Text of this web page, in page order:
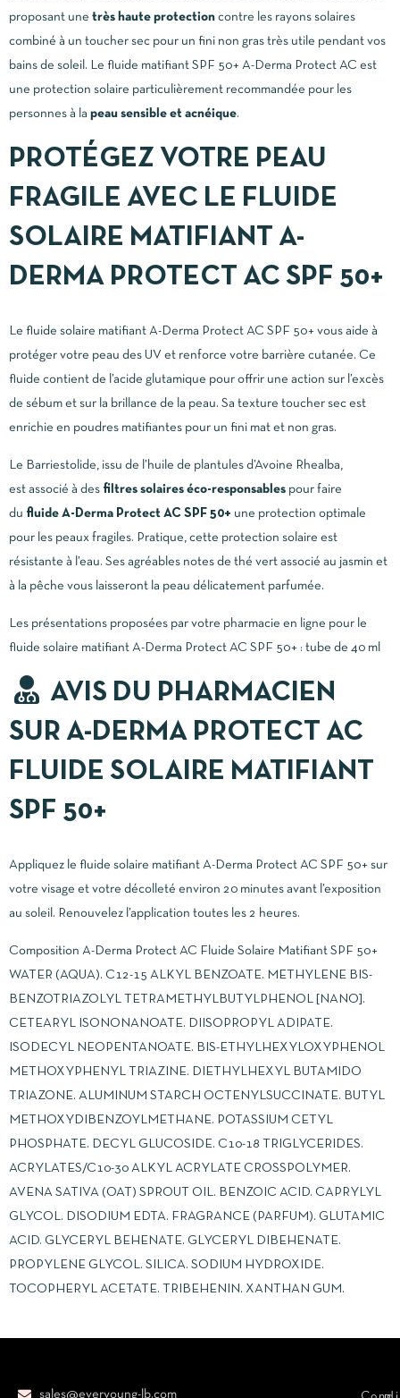
proposant une très haute protection contre les rayons solaires
combiné à un toucher sec pour un fini non gras très utile pendant vos
bains de soleil. Le fluide matifiant SPF 50+ A-Derma Protect AC est
une protection solaire particulièrement recommandée pour les
personnes à la peau sensible et acnéique.
PROTÉGEZ VOTRE PEAU
FRAGILE AVEC LE FLUIDE
SOLAIRE MATIFIANT A-
DERMA PROTECT AC SPF 50+
Le fluide solaire matifiant A-Derma Protect AC SPF 50+ vous aide à
protéger votre peau des UV et renforce votre barrière cutanée. Ce
fluide contient de l’acide glutamique pour offrir une action sur l’excès
de sébum et sur la brillance de la peau. Sa texture toucher sec est
enrichie en poudres matifiantes pour un fini mat et non gras.
Le Barriestolide, issu de l’huile de plantules d’Avoine Rhealba,
est associé à des filtres solaires éco-responsables pour faire
du fluide A-Derma Protect AC SPF 50+ une protection optimale
pour les peaux fragiles. Pratique, cette protection solaire est
résistante à l’eau. Ses agréables notes de thé vert associé au jasmin et
à la pêche vous laisseront la peau délicatement parfumée.
Les présentations proposées par votre pharmacie en ligne pour le
fluide solaire matifiant A-Derma Protect AC SPF 50+ : tube de 40 ml
AVIS DU PHARMACIEN
SUR A-DERMA PROTECT AC
FLUIDE SOLAIRE MATIFIANT
SPF 50+
Appliquez le fluide solaire matifiant A-Derma Protect AC SPF 50+ sur
votre visage et votre décolleté environ 20 minutes avant l’exposition
au soleil. Renouvelez l’application toutes les 2 heures.
Composition A-Derma Protect AC Fluide Solaire Matifiant SPF 50+
WATER (AQUA). C12-15 ALKYL BENZOATE. METHYLENE BIS-
BENZOTRIAZOLYL TETRAMETHYLBUTYLPHENOL [NANO].
CETEARYL ISONONANOATE. DIISOPROPYL ADIPATE.
ISODECYL NEOPENTANOATE. BIS-ETHYLHEXYLOXYPHENOL
METHOXYPHENYL TRIAZINE. DIETHYLHEXYL BUTAMIDO
TRIAZONE. ALUMINUM STARCH OCTENYLSUCCINATE. BUTYL
METHOXYDIBENZOYLMETHANE. POTASSIUM CETYL
PHOSPHATE. DECYL GLUCOSIDE. C10-18 TRIGLYCERIDES.
ACRYLATES/C10-30 ALKYL ACRYLATE CROSSPOLYMER.
AVENA SATIVA (OAT) SPROUT OIL. BENZOIC ACID. CAPRYLYL
GLYCOL. DISODIUM EDTA. FRAGRANCE (PARFUM). GLUTAMIC
ACID. GLYCERYL BEHENATE. GLYCERYL DIBEHENATE.
PROPYLENE GLYCOL. SILICA. SODIUM HYDROXIDE.
TOCOPHERYL ACETATE. TRIBEHENIN. XANTHAN GUM.
sales@everyoung-lb.com